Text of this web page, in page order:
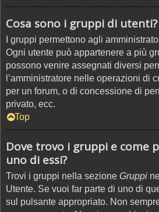
Cosa sono i gruppi di utenti?
I gruppi permettono agli
Ogni utente può appartenere a più
possono venire assegnati diversi
l’amministratore nelle operazioni di
per un forum, o di concessione di
privato, ecc.
Top
Dove trovo i gruppi e come
uno di essi?
Trovi i gruppi nella sezione Gruppi
Utente. Se vuoi far parte di uno di
sul pulsante appropriato. Non